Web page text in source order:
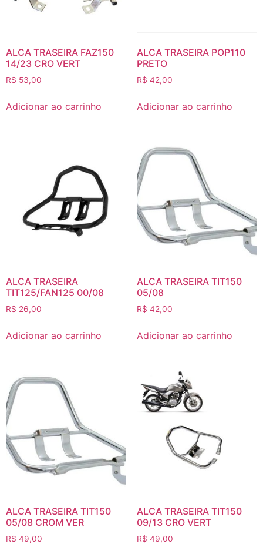
ALCA TRASEIRA FAZ150
14/23 CRO VERT
R$ 53,00
Adicionar ao carrinho
ALCA TRASEIRA POP110
PRETO
R$ 42,00
Adicionar ao carrinho
ALCA TRASEIRA
TIT125/FAN125 00/08
R$ 26,00
Adicionar ao carrinho
ALCA TRASEIRA TIT150
05/08
R$ 42,00
Adicionar ao carrinho
ALCA TRASEIRA TIT150
05/08 CROM VER
R$ 49,00
ALCA TRASEIRA TIT150
09/13 CRO VERT
R$ 49,00